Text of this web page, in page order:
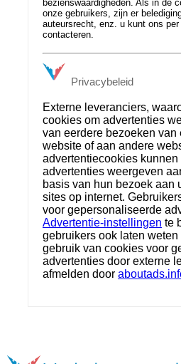
bezienswaardigheden. Als in de
onze gebruikers, zijn er
auteursrecht, enz. u kunt ons
contacteren.
Privacybeleid
Externe leveranciers,
cookies om advertenties
van eerdere bezoeken
website of aan andere
advertentiecookies
advertenties weergeven
basis van hun bezoek aan
sites op internet.
voor gepersonaliseerde
Advertentie-instellingen te
gebruikers ook laten
gebruik van cookies voor
advertenties door externe
afmelden door